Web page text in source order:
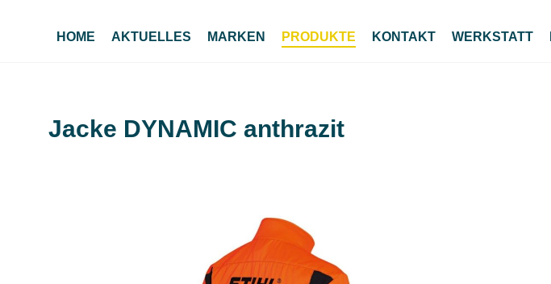
HOME AKTUELLES MARKEN PRODUKTE KONTAKT WERKSTATT
Jacke DYNAMIC anthrazit